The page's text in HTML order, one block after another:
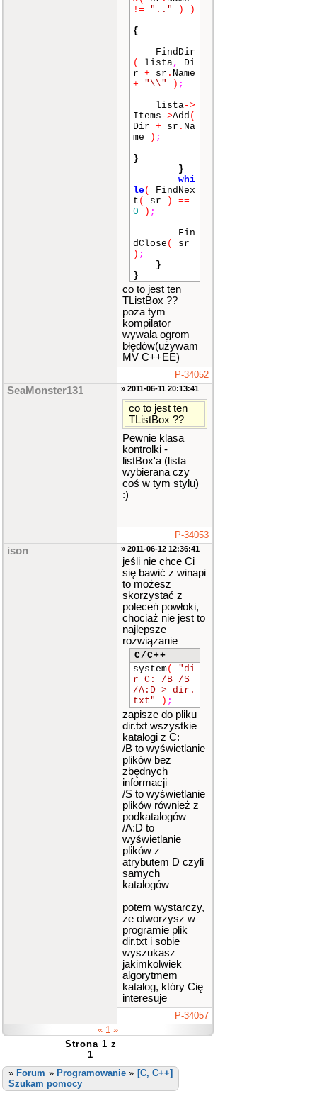
!=
".." )
)
{
FindDir
(
lista,
Di
r + sr . Name
+
"\\" ) ;
lista->
Items ->Add (
Dir + sr . Na
me
) ;
}
}
whi
le(
FindNex
t ( sr )
==
0
) ;
Fin
dClose (
sr
) ;
}
}
co to jest ten
TListBox ??
poza tym
kompilator
wywala ogrom
błędów(używam
MV C++EE)
P-34052
SeaMonster131 » 2011-06-11 20:13:41
co to jest ten
TListBox ??
Pewnie klasa
kontrolki -
listBox'a (lista
wybierana czy
coś w tym stylu)
:)
P-34053
ison » 2011-06-12 12:36:41
jeśli nie chce Ci
się bawić z winapi
to możesz
skorzystać z
poleceń powłoki,
chociaż nie jest to
najlepsze
rozwiązanie
C/C++
system(
"di
r C: /B /S
/A:D > dir.
txt"
) ;
zapisze do pliku
dir.txt wszystkie
katalogi z C:
/B to wyświetlanie
plików bez
zbędnych
informacji
/S to wyświetlanie
plików również z
podkatalogów
/A:D to
wyświetlanie
plików z
atrybutem D czyli
samych
katalogów
potem wystarczy,
że otworzysz w
programie plik
dir.txt i sobie
wyszukasz
jakimkolwiek
algorytmem
katalog, który Cię
interesuje
P-34057
« 1 »
Strona 1 z
1
» Forum » Programowanie » [C, C++]
Szukam pomocy